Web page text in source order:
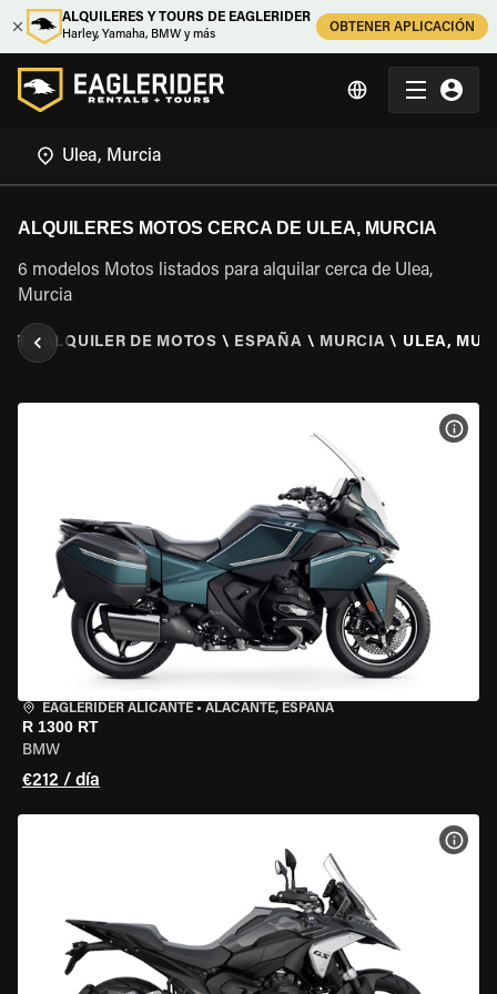
ALQUILERES Y TOURS DE EAGLERIDER
Harley, Yamaha, BMW y más
OBTENER APLICACIÓN
ALQUILERES MOTOS CERCA DE ULEA, MURCIA
6 modelos Motos listados para alquilar cerca de Ulea,
Murcia
\ ALQUILER DE MOTOS \ ESPAÑA \ MURCIA \ ULEA,
EAGLERIDER ALICANTE • ALACANTE, ESPAÑA
R 1300 RT
BMW
€212 / día
VER
VER